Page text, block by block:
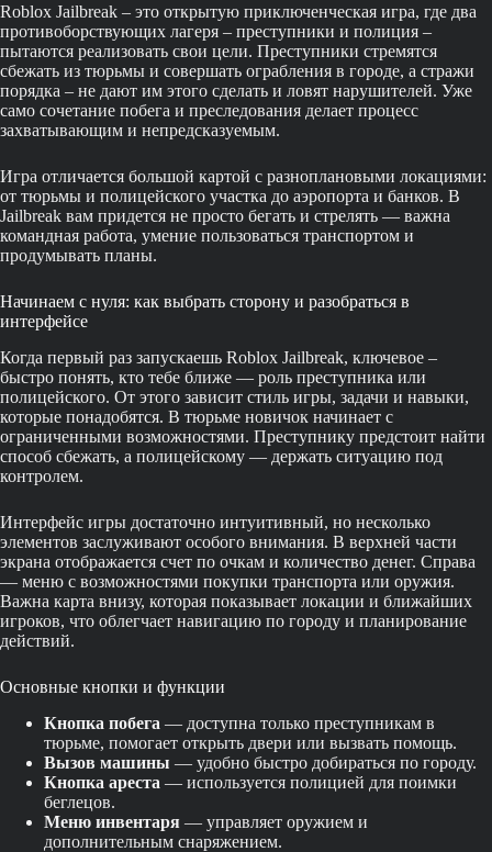
Roblox Jailbreak – это открытую приключенческая игра, где два
противоборствующих лагеря – преступники и полиция –
пытаются реализовать свои цели. Преступники стремятся
сбежать из тюрьмы и совершать ограбления в городе, а стражи
порядка – не дают им этого сделать и ловят нарушителей. Уже
само сочетание побега и преследования делает процесс
захватывающим и непредсказуемым.
Игра отличается большой картой с разноплановыми локациями:
от тюрьмы и полицейского участка до аэропорта и банков. В
Jailbreak вам придется не просто бегать и стрелять — важна
командная работа, умение пользоваться транспортом и
продумывать планы.
Начинаем с нуля: как выбрать сторону и разобраться в
интерфейсе
Когда первый раз запускаешь Roblox Jailbreak, ключевое –
быстро понять, кто тебе ближе — роль преступника или
полицейского. От этого зависит стиль игры, задачи и навыки,
которые понадобятся. В тюрьме новичок начинает с
ограниченными возможностями. Преступнику предстоит найти
способ сбежать, а полицейскому — держать ситуацию под
контролем.
Интерфейс игры достаточно интуитивный, но несколько
элементов заслуживают особого внимания. В верхней части
экрана отображается счет по очкам и количество денег. Справа
— меню с возможностями покупки транспорта или оружия.
Важна карта внизу, которая показывает локации и ближайших
игроков, что облегчает навигацию по городу и планирование
действий.
Основные кнопки и функции
Кнопка побега — доступна только преступникам в
тюрьме, помогает открыть двери или вызвать помощь.
Вызов машины — удобно быстро добираться по городу.
Кнопка ареста — используется полицией для поимки
беглецов.
Меню инвентаря — управляет оружием и
дополнительным снаряжением.